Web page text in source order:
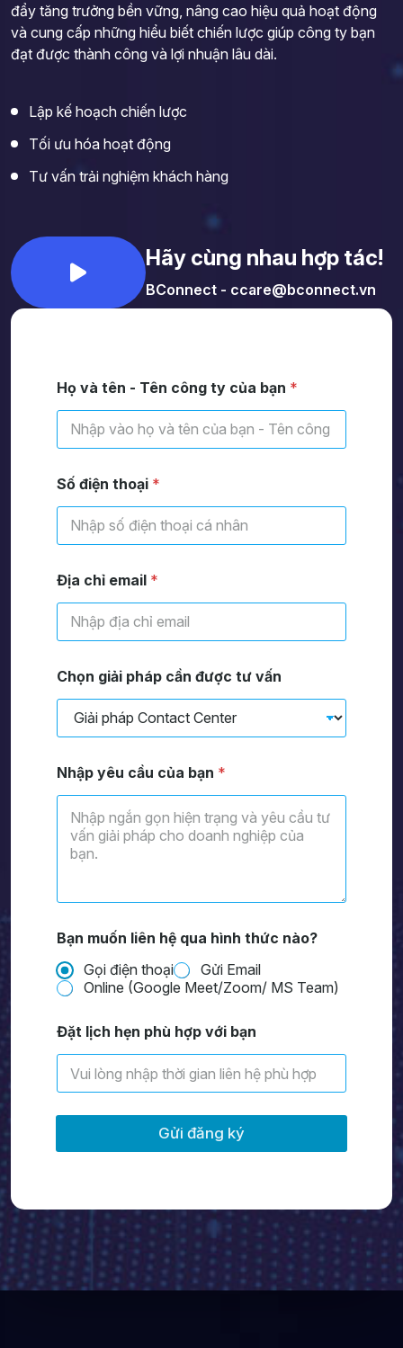
đẩy tăng trưởng bền vững, nâng cao hiệu quả hoạt động
và cung cấp những hiểu biết chiến lược giúp công ty bạn
đạt được thành công và lợi nhuận lâu dài.
Lập kế hoạch chiến lược
Tối ưu hóa hoạt động
Tư vấn trải nghiệm khách hàng
Hãy cùng nhau hợp tác!
BConnect - ccare@bconnect.vn
Họ và tên - Tên công ty của bạn *
Số điện thoại *
Địa chỉ email *
Chọn giải pháp cần được tư vấn
Nhập yêu cầu của bạn *
Bạn muốn liên hệ qua hình thức nào?
Gọi điện thoại
Gửi Email
Online (Google Meet/Zoom/ MS Team)
Đặt lịch hẹn phù hợp với bạn
Gửi đăng ký